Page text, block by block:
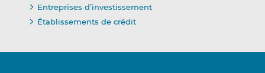
Entreprises d’investissement
Établissements de crédit